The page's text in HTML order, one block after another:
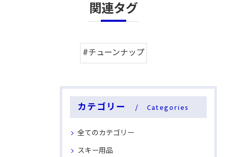
関連タグ
#チューンナップ
カテゴリー Categories
全てのカテゴリー
スキー用品